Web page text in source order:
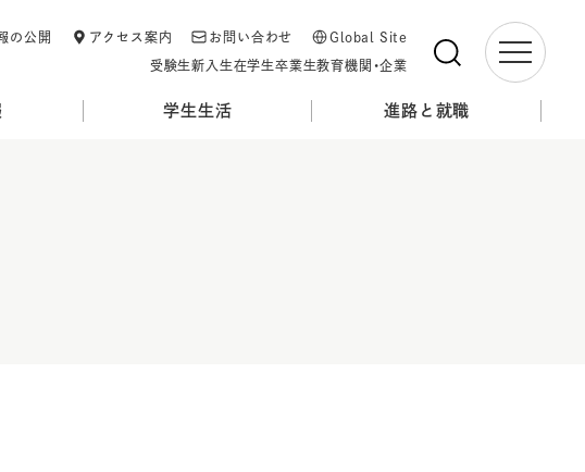
学生生活 進路と就職
の公開 アクセス案内 お問い合わせ Global Site
受験生新入生在学生卒業生教育機関・企業